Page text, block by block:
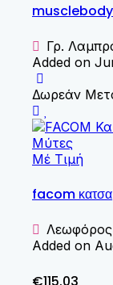
musclebody
Γρ.
Added on
Δωρεάν
Μέ Τιμή
facom
Λεωφόρος
Added on
€115.03